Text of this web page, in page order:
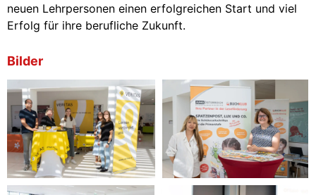
neuen Lehrpersonen einen erfolgreichen Start und viel
Erfolg für ihre berufliche Zukunft.
Bilder